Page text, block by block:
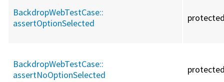
BackdropWebTestCase::
assertOptionSelected
BackdropWebTestCase::
assertNoOptionSelected